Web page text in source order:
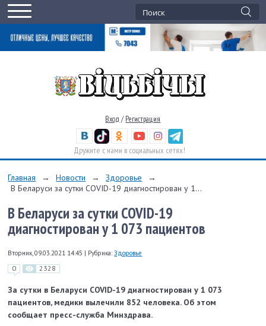
Вход / Регистрация
Дружите с нами в социальных сетях!
Главная → Новости → Здоровье
→
В Беларуси за сутки COVID-19 диагностирован у 1...
В Беларуси за сутки COVID-19
диагностирован у 1 073 пациентов
Вторник, 09.03.2021 14:45 | Рубрика: Здоровье
0 2328
За сутки в Беларуси COVID-19 диагностирован у 1 073
пациентов, медики вылечили 852 человека. Об этом
сообщает пресс-служба Минздрава.